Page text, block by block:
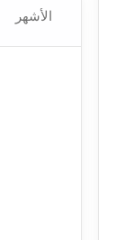
الأشهر